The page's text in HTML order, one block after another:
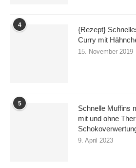
4
{Rezept}
Curry mit
15. November 2019
5
Schnelle Muffins
mit und ohne
9. April 2023